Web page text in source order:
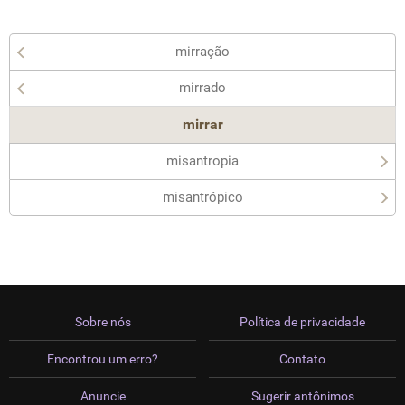
mirração
mirrado
mirrar
misantropia
misantrópico
Sobre nós
Encontrou um erro?
Anuncie
Política de privacidade
Contato
Sugerir antônimos